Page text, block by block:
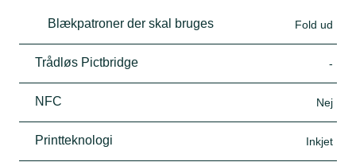
Blækpatroner der skal bruges Fold ud
Trådløs Pictbridge -
NFC Nej
Printteknologi Inkjet